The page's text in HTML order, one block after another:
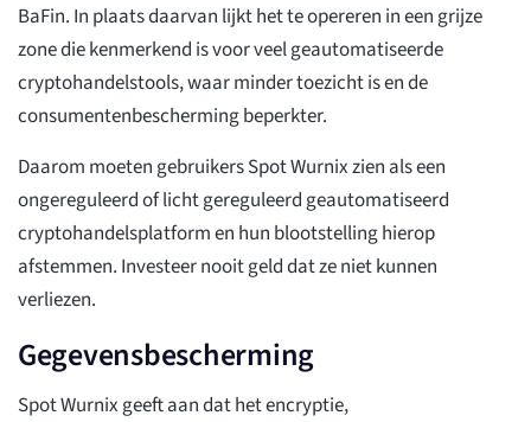
BaFin. In plaats daarvan lijkt het te opereren in een grijze
zone die kenmerkend is voor veel geautomatiseerde
cryptohandelstools, waar minder toezicht is en de
consumentenbescherming beperkter.
Daarom moeten gebruikers Spot Wurnix zien als een
ongereguleerd of licht gereguleerd geautomatiseerd
cryptohandelsplatform en hun blootstelling hierop
afstemmen. Investeer nooit geld dat ze niet kunnen
verliezen.
Gegevensbescherming
Spot Wurnix geeft aan dat het encryptie,